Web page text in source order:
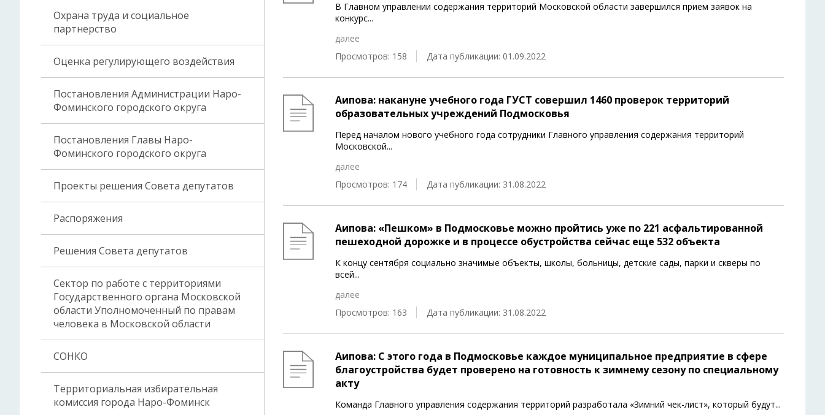
Охрана труда и социальное
партнерство
Оценка регулирующего воздействия
Постановления Администрации Наро-
Фоминского городского округа
Постановления Главы Наро-
Фоминского городского округа
Проекты решения Совета депутатов
Распоряжения
Решения Совета депутатов
Сектор по работе с территориями
Государственного органа Московской
области Уполномоченный по правам
человека в Московской области
СОНКО
Территориальная избирательная
комиссия города Наро-Фоминск
В Главном управлении содержания территорий Московской области завершился прием заявок на
конкурс...
далее
Просмотров: 158
Дата публикации: 01.09.2022
Аипова: накануне учебного года ГУСТ совершил 1460 проверок территорий
образовательных учреждений Подмосковья
Перед началом нового учебного года сотрудники Главного управления содержания территорий
Московской...
далее
Просмотров: 174
Дата публикации: 31.08.2022
Аипова: «Пешком» в Подмосковье можно пройтись уже по 221 асфальтированной
пешеходной дорожке и в процессе обустройства сейчас еще 532 объекта
К концу сентября социально значимые объекты, школы, больницы, детские сады, парки и скверы по
всей...
далее
Просмотров: 163
Дата публикации: 31.08.2022
Аипова: С этого года в Подмосковье каждое муниципальное предприятие в сфере
благоустройства будет проверено на готовность к зимнему сезону по специальному
акту
Команда Главного управления содержания территорий разработала «Зимний чек-лист», который будут...